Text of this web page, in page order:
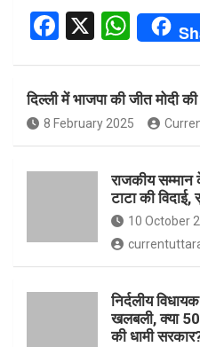
F
ce
b
o
o
X
W
at
s
A
p
p
दिल्ली में भाजपा की जीत मोदी
8 February 2025
राजकीय सम्मान
टाटा की
10 October
निर्दलीय
खलबली, क्‍या
की धामी